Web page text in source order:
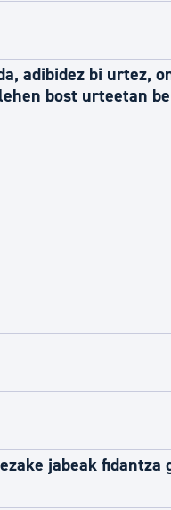
adibidez bi urtez,
bost urteetan
jabeak fidantza